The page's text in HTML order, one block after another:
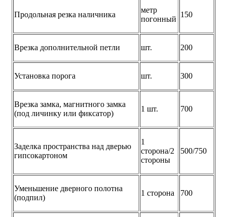
Продольная резка наличника
метр
погонный
150
Врезка дополнительной петли шт. 200
Установка порога шт. 300
Врезка замка, магнитного замка
(под личинку или фиксатор)
1 шт. 700
Заделка пространства над дверью
гипсокартоном
1
сторона/2
стороны
500/750
Уменьшение дверного полотна
(подпил)
1 сторона 700